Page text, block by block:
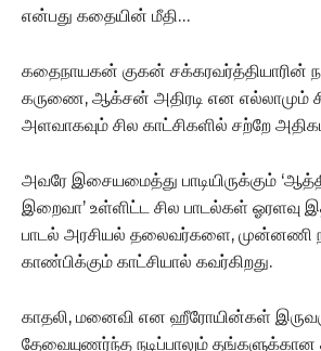
என்பது கதையின் மீதி…
கதைநாயகன் குகன் சக்கரவர்த்தியாரின்
கருணை, ஆக்சன் அதிரடி என எல்லாமும்
அளவாகவும் சில காட்சிகளில் சற்றே
அவரே இசையமைத்து பாடியிருக்கும்
இறைவா’ உள்ளிட்ட சில பாடல்கள் ஓரளவு
பாடல் அரசியல் தலைவர்களை, முன்னணி
காண்பிக்கும் காட்சியால் கவர்கிறது.
காதலி, மனைவி என ஹீரோயின்கள்
தேவையுணர்ந்த நடிப்பாலும்